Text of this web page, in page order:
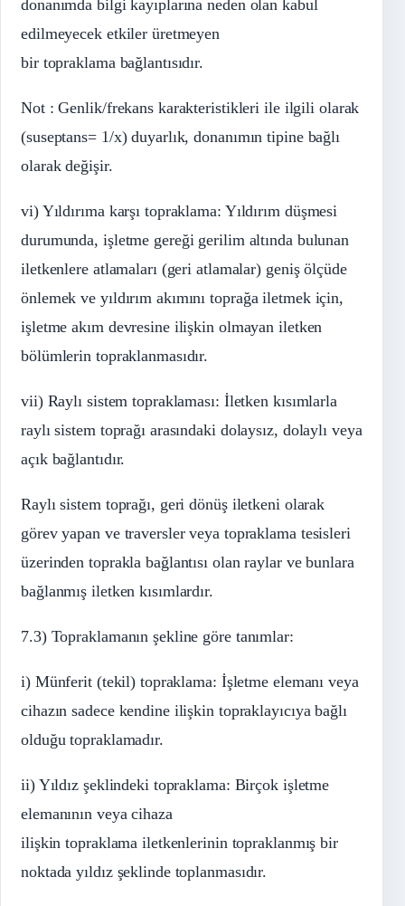
donanımda bilgi kayıplarına neden olan kabul
edilmeyecek etkiler üretmeyen
bir topraklama bağlantısıdır.
Not : Genlik/frekans karakteristikleri ile ilgili olarak
(suseptans= 1/x) duyarlık, donanımın tipine bağlı
olarak değişir.
vi) Yıldırıma karşı topraklama: Yıldırım düşmesi
durumunda, işletme gereği gerilim altında bulunan
iletkenlere atlamaları (geri atlamalar) geniş ölçüde
önlemek ve yıldırım akımını toprağa iletmek için,
işletme akım devresine ilişkin olmayan iletken
bölümlerin topraklanmasıdır.
vii) Raylı sistem topraklaması: İletken kısımlarla
raylı sistem toprağı arasındaki dolaysız, dolaylı veya
açık bağlantıdır.
Raylı sistem toprağı, geri dönüş iletkeni olarak
görev yapan ve traversler veya topraklama tesisleri
üzerinden toprakla bağlantısı olan raylar ve bunlara
bağlanmış iletken kısımlardır.
7.3) Topraklamanın şekline göre tanımlar:
i) Münferit (tekil) topraklama: İşletme elemanı veya
cihazın sadece kendine ilişkin topraklayıcıya bağlı
olduğu topraklamadır.
ii) Yıldız şeklindeki topraklama: Birçok işletme
elemanının veya cihaza
ilişkin topraklama iletkenlerinin topraklanmış bir
noktada yıldız şeklinde toplanmasıdır.